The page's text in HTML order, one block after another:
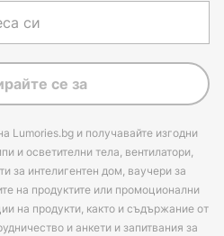
се за
Lumories.bg и получавайте изгодни
и осветителни тела, вентилатори,
за интелигентен дом, ваучери за
на продуктите или промоционални
на продукти, както и съдържание от
и анкети и запитвания за